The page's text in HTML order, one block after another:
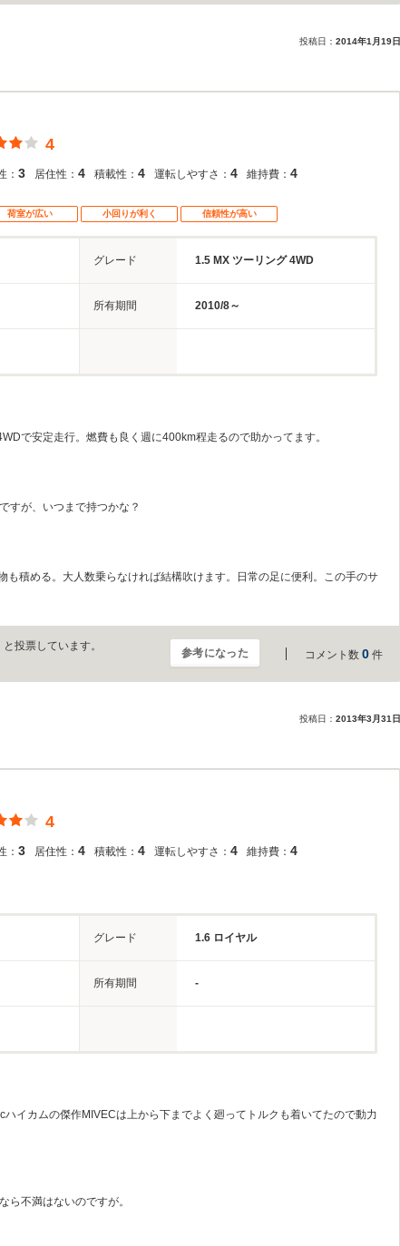
投稿日： 2014年1月19日
4
： 3 居住性： 4 積載性： 4 運転しやすさ： 4 維持費： 4
荷室が広い 小回りが利く 信頼性が高い
グレード 1.5 MX ツーリング 4WD
所有期間 2010/8～
で安定走行。燃費も良く週に400km程走るので助かってます。
すが、いつまで持つかな？
も積める。大人数乗らなければ結構吹けます。日常の足に便利。この手のサ
投票しています。
参考になった コメント数 0 件
投稿日： 2013年3月31日
4
： 3 居住性： 4 積載性： 4 運転しやすさ： 4 維持費： 4
グレード 1.6 ロイヤル
所有期間 -
イカムの傑作MIVECは上から下までよく廻ってトルクも着いてたので動力
ら不満はないのですが。